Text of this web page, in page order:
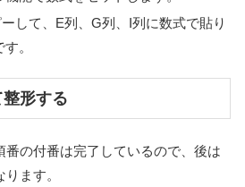
して、E列、G列、I列に数式で貼り
。
形する
番の付番は完了しているので、後は
ます。